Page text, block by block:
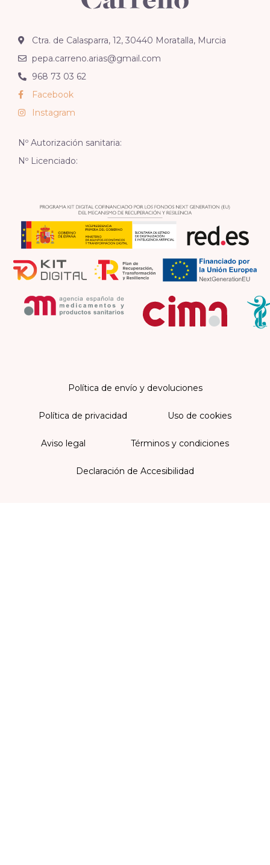
Ctra. de Calasparra, 12, 30440 Moratalla, Murcia
pepa.carreno.arias@gmail.com
968 73 03 62
Facebook
Instagram
Nº Autorización sanitaria:
Nº Licenciado:
Política de envío y devoluciones
Política de privacidad Uso de cookies
Aviso legal Términos y condiciones
Declaración de Accesibilidad